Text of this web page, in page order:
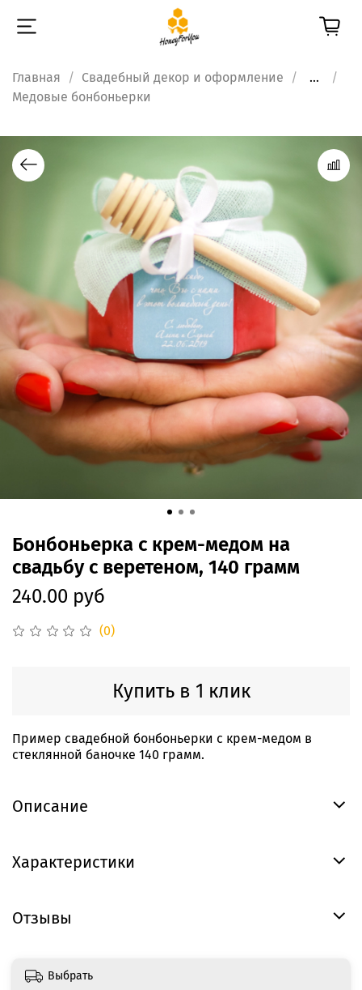
Главная Свадебный декор и оформление
...
Медовые бонбоньерки
(0)
Бонбоньерка с крем-медом на
свадьбу с веретеном, 140 грамм
240.00 руб
Купить в 1 клик
Пример свадебной бонбоньерки с крем-медом в
стеклянной баночке 140 грамм.
Описание
Характеристики
Отзывы
Выбрать